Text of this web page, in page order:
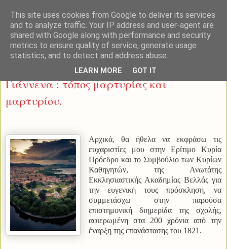
Πέμπτη 21 Οκτωβρίου 2021
Γιάννενα : τόπος μαρτυρίας και
μαρτυρίου.
Αρχικά, θα ήθελα να εκφράσω τις
ευχαριστίες μου στην Ερίτιμο Κυρία
Πρόεδρο και το Συμβούλιο των Κυρίων
Καθηγητών, της Ανωτάτης
Εκκλησιαστικής Ακαδημίας Βελλάς για
την ευγενική τους πρόσκληση, να
συμμετάσχω στην παρούσα
επιστημονική διημερίδα της σχολής,
αφιερωμένη στα 200 χρόνια από την
έναρξη της επανάστασης του 1821.
This site uses cookies from Google to deliver its services
and to analyze traffic. Your IP address and user-agent are
shared with Google along with performance and security
metrics to ensure quality of service, generate usage
statistics, and to detect and address abuse.
LEARN MORE GOT IT